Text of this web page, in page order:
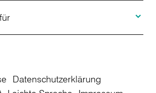
Datenschutzerklärung